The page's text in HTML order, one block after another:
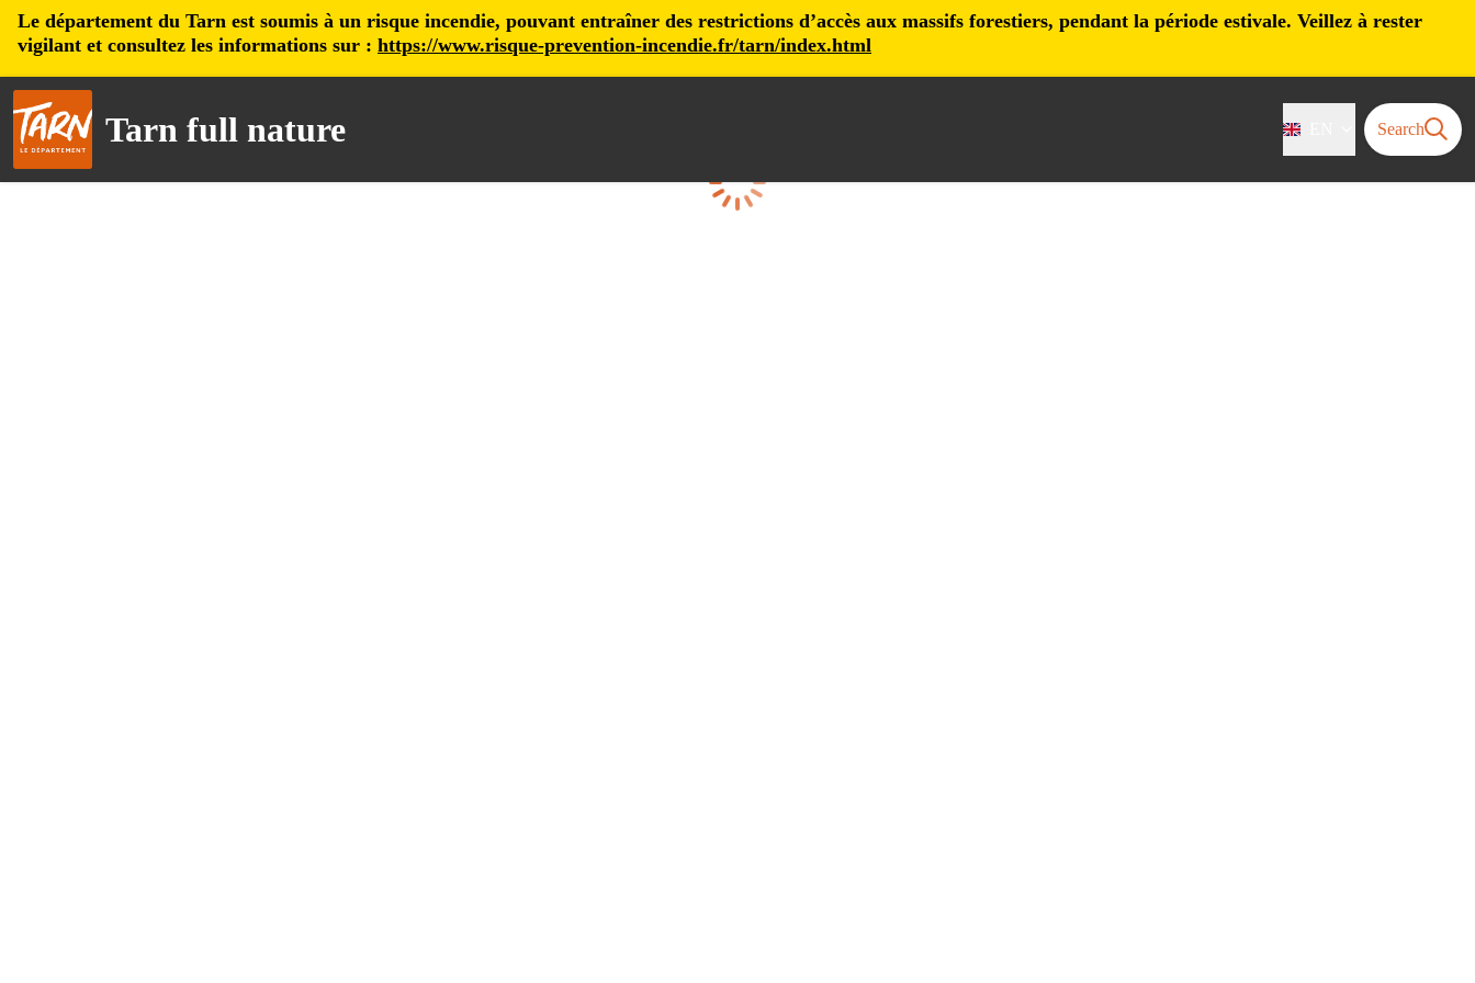
Le département du Tarn est soumis à un risque incendie, pouvant entraîner des restrictions d’accès aux massifs forestiers, pendant la période estivale. Veillez à rester
vigilant et consultez les informations sur : https://www.risque-prevention-incendie.fr/tarn/index.html
Tarn full nature Search
Loading